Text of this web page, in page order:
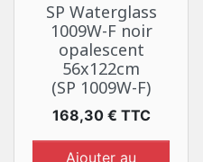
SP Waterglass
1009W-F noir
opalescent
56x122cm
(SP 1009W-F)
Prix
168,30 € TTC
Ajouter au